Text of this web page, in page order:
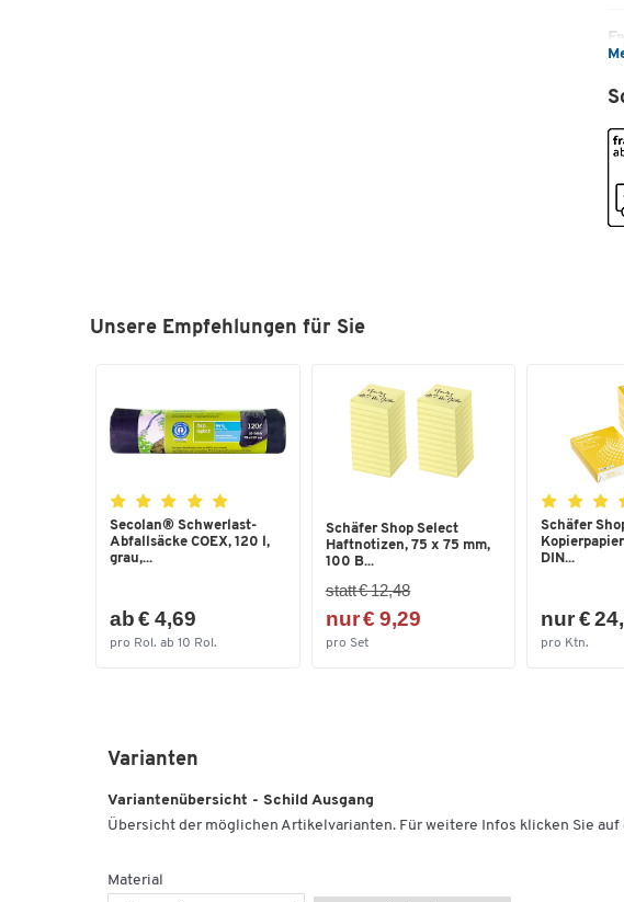
Unsere Empfehlungen für Sie
Secolan® Schwerlast-
Abfallsäcke COEX, 120 l,
grau,...
ab € 4,69
pro Rol. ab 10 Rol.
Schäfer Shop Select
Haftnotizen, 75 x 75 mm,
100 B...
statt € 12,48
nur € 9,29
pro Set
Schäfer
DIN...
nur €
pro Ktn.
Varianten
Variantenübersicht - Schild Ausgang
Übersicht der möglichen Artikelvarianten. Für weitere Infos klicken Sie
Material